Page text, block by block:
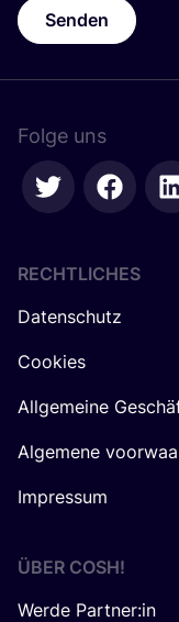
Senden
Folge uns
RECHTLICHES
Datenschutz
Cookies
Allgemeine
Algemene
Impressum
ÜBER COSH!
Werde Partner:in